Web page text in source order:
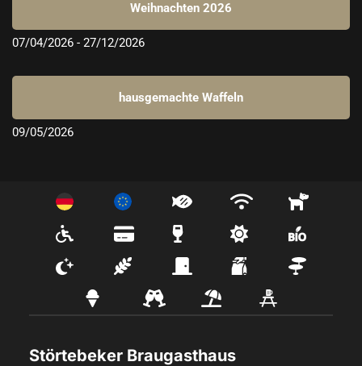
Weihnachten 2026
07/04/2026 - 27/12/2026
hausgemachte Waffeln
09/05/2026
Störtebeker Braugasthaus